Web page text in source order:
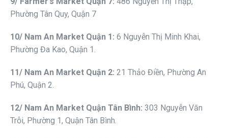
Phường Tân Quy, Quận 7
10/ Nam An Market Quận 1: 6 Nguyễn Thị Minh Khai,
Phường Đa Kao, Quận 1.
11/ Nam An Market Quận 2: 21 Thảo Điền, Phường An
Phú, Quận 2.
12/ Nam An Market Quận Tân Bình: 303 Nguyễn Văn
Trỗi, Phường 1, Quận Tân Bình.